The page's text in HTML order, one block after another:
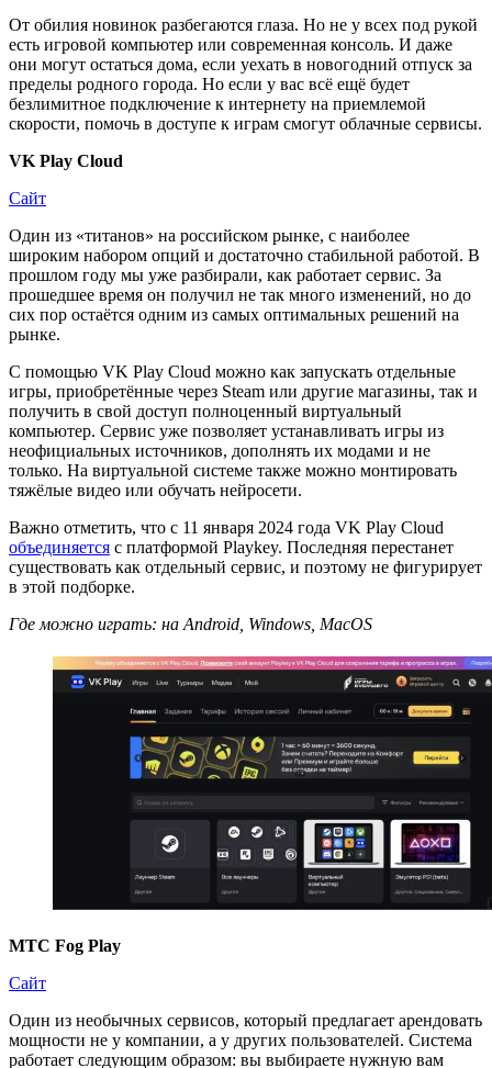
От обилия новинок разбегаются глаза. Но не у всех под рукой
есть игровой компьютер или современная консоль. И даже
они могут остаться дома, если уехать в новогодний отпуск за
пределы родного города. Но если у вас всё ещё будет
безлимитное подключение к интернету на приемлемой
скорости, помочь в доступе к играм смогут облачные сервисы.
VK Play Cloud
Сайт
Один из «титанов» на российском рынке, с наиболее
широким набором опций и достаточно стабильной работой. В
прошлом году мы уже разбирали, как работает сервис. За
прошедшее время он получил не так много изменений, но до
сих пор остаётся одним из самых оптимальных решений на
рынке.
С помощью VK Play Cloud можно как запускать отдельные
игры, приобретённые через Steam или другие магазины, так и
получить в свой доступ полноценный виртуальный
компьютер. Сервис уже позволяет устанавливать игры из
неофициальных источников, дополнять их модами и не
только. На виртуальной системе также можно монтировать
тяжёлые видео или обучать нейросети.
Важно отметить, что с 11 января 2024 года VK Play Cloud
объединяется с платформой Playkey. Последняя перестанет
существовать как отдельный сервис, и поэтому не фигурирует
в этой подборке.
Где можно играть: на Android, Windows, MacOS
МТС Fog Play
Сайт
Один из необычных сервисов, который предлагает арендовать
мощности не у компании, а у других пользователей. Система
работает следующим образом: вы выбираете нужную вам